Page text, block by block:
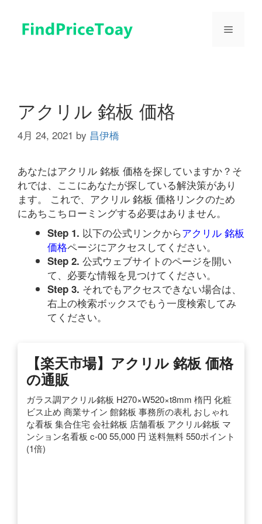
メ
アクリル 銘板 価格
4月 24, 2021 by 昌伊橋
あなたはアクリル 銘板 価格を探していますか？そ
れでは、ここにあなたが探している解決策があり
ます。 これで、アクリル 銘板 価格リンクのため
にあちこちローミングする必要はありません。
Step 1. 以下の公式リンクからアクリル 銘板
価格ページにアクセスしてください。
Step 2. 公式ウェブサイトのページを開い
て、必要な情報を見つけてください。
Step 3. それでもアクセスできない場合は、
右上の検索ボックスでもう一度検索してみ
てください。
【楽天市場】アクリル 銘板 価格
の通販
ガラス調アクリル銘板 H270×W520×t8mm 楕円 化粧
ビス止め 商業サイン 館銘板 事務所の表札 おしゃれ
な看板 集合住宅 会社銘板 店舗看板 アクリル銘板 マ
ンション名看板 c-00 55,000 円 送料無料 550ポイント
(1倍)